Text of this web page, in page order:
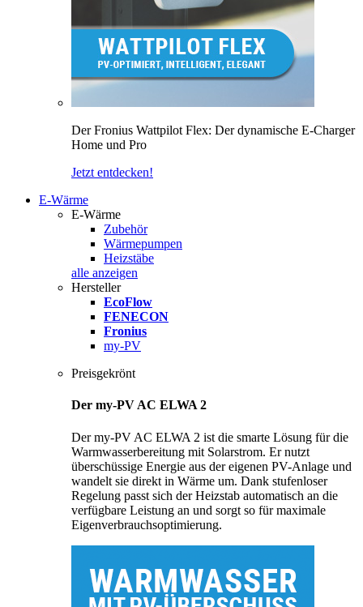
Der Fronius Wattpilot Flex: Der dynamische E-Charger
Home und Pro
Jetzt entdecken!
E-Wärme
E-Wärme
Zubehör
Wärmepumpen
Heizstäbe
alle anzeigen
Hersteller
EcoFlow
FENECON
Fronius
my-PV
Preisgekrönt
Der my-PV AC ELWA 2
Der my-PV AC ELWA 2 ist die smarte Lösung für die
Warmwasserbereitung mit Solarstrom. Er nutzt
überschüssige Energie aus der eigenen PV-Anlage und
wandelt sie direkt in Wärme um. Dank stufenloser
Regelung passt sich der Heizstab automatisch an die
verfügbare Leistung an und sorgt so für maximale
Eigenverbrauchsoptimierung.